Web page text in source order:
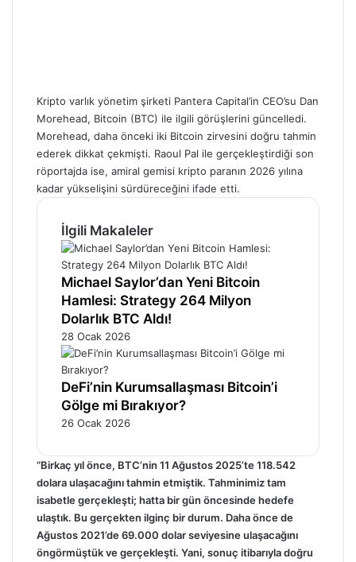
Kripto varlık yönetim şirketi Pantera Capital’in CEO’su Dan
Morehead, Bitcoin (BTC) ile ilgili görüşlerini güncelledi.
Morehead, daha önceki iki Bitcoin zirvesini doğru tahmin
ederek dikkat çekmişti. Raoul Pal ile gerçekleştirdiği son
röportajda ise, amiral gemisi kripto paranın 2026 yılına
kadar yükselişini sürdüreceğini ifade etti.
İlgili Makaleler
Michael Saylor’dan Yeni Bitcoin
Hamlesi: Strategy 264 Milyon
Dolarlık BTC Aldı!
28 Ocak 2026
DeFi’nin Kurumsallaşması Bitcoin’i
Gölge mi Bırakıyor?
26 Ocak 2026
“Birkaç yıl önce, BTC’nin 11 Ağustos 2025’te 118.542
dolara ulaşacağını tahmin etmiştik. Tahminimiz tam
isabetle gerçekleşti; hatta bir gün öncesinde hedefe
ulaştık. Bu gerçekten ilginç bir durum. Daha önce de
Ağustos 2021’de 69.000 dolar seviyesine ulaşacağını
öngörmüştük ve gerçekleşti. Yani, sonuç itibarıyla doğru